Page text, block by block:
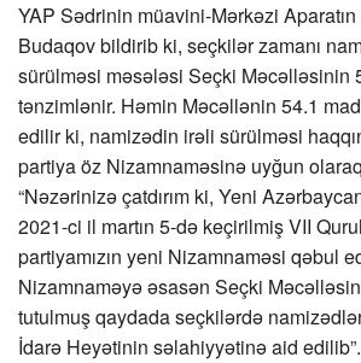
YAP Sədrinin müavini-Mərkəzi
Budaqov bildirib ki, seçkilər zamanı
sürülməsi məsələsi Seçki Məcəlləsinin
tənzimlənir. Həmin Məcəllənin 54.1
edilir ki, namizədin irəli sürülməsi
partiya öz Nizamnaməsinə uyğun
“Nəzərinizə çatdırım ki, Yeni
2021-ci il martın 5-də keçirilmiş VII
partiyamızın yeni Nizamnaməsi qəbul
Nizamnaməyə əsasən Seçki
tutulmuş qaydada seçkilərdə
İdarə Heyətinin səlahiyyətinə aid edilib”.